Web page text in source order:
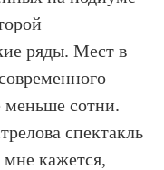
ряды. Мест в
меньше сотни.
спектакль
кажется,